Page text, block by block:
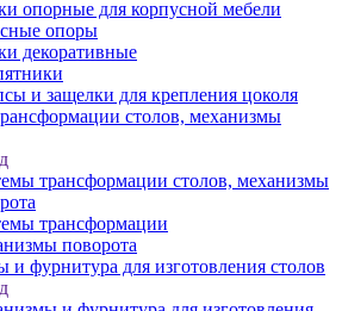
опорные для корпусной мебели
опоры
декоративные
и защелки для крепления цоколя
столов, механизмы
трансформации столов, механизмы
трансформации
поворота
фурнитура для изготовления столов